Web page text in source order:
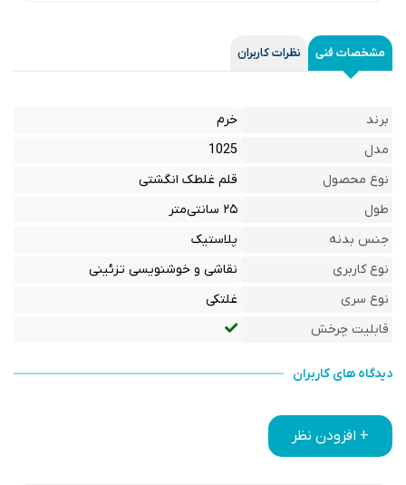
مشخصات فنی نظرات کاربران
برند
خرم
مدل
1025
نوع محصول
قلم غلطک انگشتی
طول
۲۵ سانتی‌متر
جنس بدنه
پلاستیک
نوع کاربری
نقاشی و خوشنویسی تزئینی
نوع سری
غلتکی
قابلیت چرخش
دیدگاه های کاربران
+ افزودن نظر